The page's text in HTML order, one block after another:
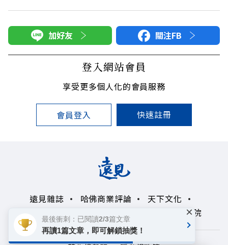
加好友 關注FB
登入網站會員
享受更多個人化的會員服務
會員登入 快速註冊
遠見雜誌 哈佛商業評論
天下文化
未來親子學習平台
50+ 領導影響力學院
最後衝刺：已閱讀2/3篇文章
再讀1篇文章，即可解鎖抽獎！
×